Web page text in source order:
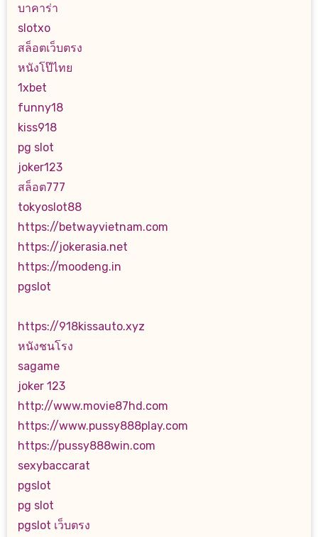
บาคาร่า
slotxo
สล็อตเว็บตรง
หนังโป๊ไทย
1xbet
funny18
kiss918
pg slot
joker123
สล็อต777
tokyoslot88
https://betwayvietnam.com
https://jokerasia.net
https://moodeng.in
pgslot
https://918kissauto.xyz
หนังชนโรง
sagame
joker 123
http://www.movie87hd.com
https://www.pussy888play.com
https://pussy888win.com
sexybaccarat
pgslot
pg slot
pgslot เว็บตรง